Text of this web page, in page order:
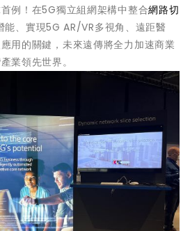
例！在5G獨立組網架構中整合網路切
能、實現5G AR/VR多視角、遠距醫
用的關鍵，未來遠傳將全力加速商業
業領先世界。